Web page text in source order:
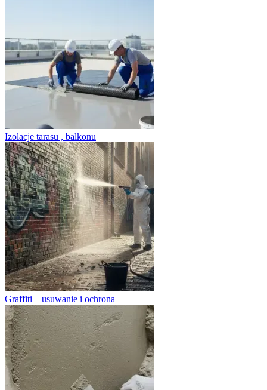
Izolacje tarasu , balkonu
Graffiti – usuwanie i ochrona